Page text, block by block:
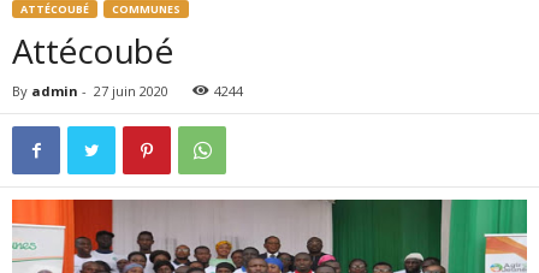
ATTÉCOUBÉ COMMUNES
Attécoubé
By admin - 27 juin 2020 4244